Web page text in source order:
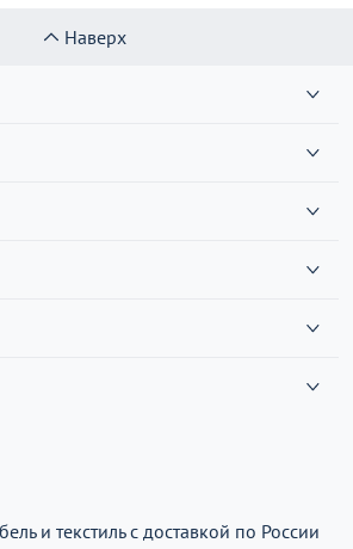
Наверх
и текстиль с доставкой по России